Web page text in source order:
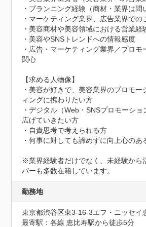
・プランニング経験（商材・業界は問
・マーケティング業界、広告業界での
・美容商材や美容領域における営業経
・美容やSNSトレンドへの情報感度
・広告・マーケティング業界／プロモ
関心
【求める人物像】
・美容が好きで、美容業界のプロモー
ィングに携わりたい方
・デジタル（Web・SNSプロモーシ
広げていきたい方
・自責思考で考えられる方
・何事に対しても諦めずに向上心のあ
※業界経験者だけでなく、未経験から
バーも多数在籍しています。
勤務地
東京都渋谷区東3-16-3エフ・ニッセイ
最寄駅：各線 恵比寿駅から徒歩5分